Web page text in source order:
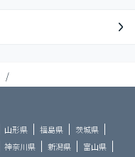
/
山形県 福島県
茨城県
神奈川県 新潟県 富山県